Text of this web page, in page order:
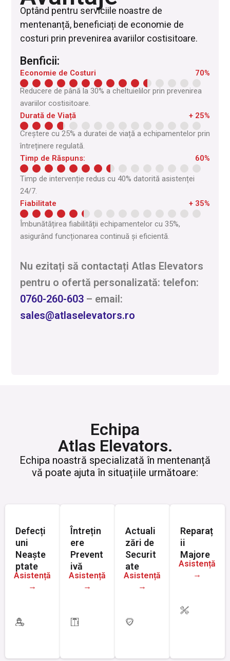
Optând pentru serviciile noastre de
mentenanță, beneficiați de economie de
costuri prin prevenirea avariilor costisitoare.
Benficii:
Economie de Costuri
70%
Reducere de până la 30% a cheltuielilor prin prevenirea
avariilor costisitoare.
Durată de Viață
+ 25%
Creștere cu 25% a duratei de viață a echipamentelor prin
întreținere regulată.
Timp de Răspuns:
60%
Timp de intervenție redus cu 40% datorită asistenței
24/7.
Fiabilitate
+ 35%
Îmbunătățirea fiabilității echipamentelor cu 35%,
asigurând funcționarea continuă și eficientă.
Nu ezitați să contactați Atlas Elevators
pentru o ofertă personalizată: telefon:
0760-260-603– email:
sales@atlaselevators.ro
Echipa
Atlas Elevators.
Echipa noastră specializată în mentenanță
vă poate ajuta în situațiile următoare:
Defecți
uni
Neaște
ptate
Asistență
→
Întrețin
ere
Prevent
ivă
Asistență
→
Actuali
zări de
Securit
ate
Asistență
→
Reparaț
ii
Majore
Asistență
→